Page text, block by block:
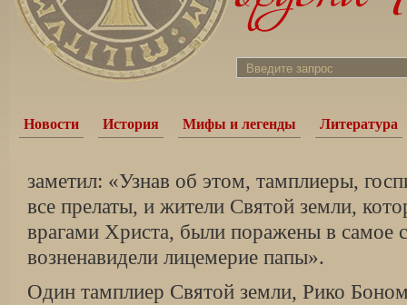
Новости История Мифы и легенды Литература
заметил: «Узнав об этом, тамплиеры,
все прелаты, и жители Святой земли,
врагами Христа, были поражены в самое
возненавидели лицемерие папы».
Один тамплиер Святой земли, Рико